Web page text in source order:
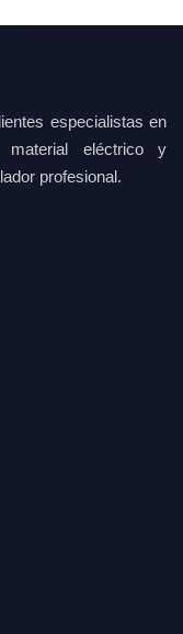
especialistas en
material eléctrico y
profesional.